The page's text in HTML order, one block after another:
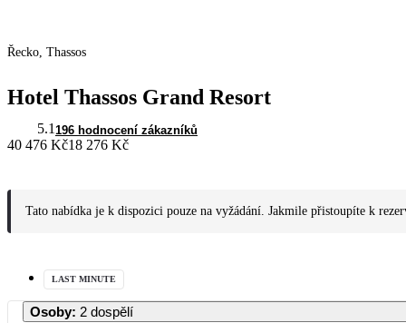
Řecko, Thassos
Hotel Thassos Grand Resort
5.1 196 hodnocení zákazníků
40 476 Kč18 276 Kč
Tato nabídka je k dispozici pouze na vyžádání. Jakmile přistoupíte k
LAST MINUTE
Osoby: 2 dospělí